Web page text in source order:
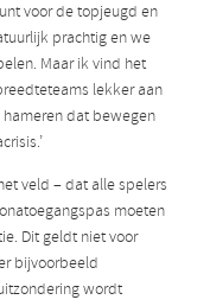
voor de topjeugd en
prachtig en we
Maar ik vind het
lekker aan
dat bewegen
veld – dat alle spelers
moeten
Dit geldt niet voor
bijvoorbeeld
wordt